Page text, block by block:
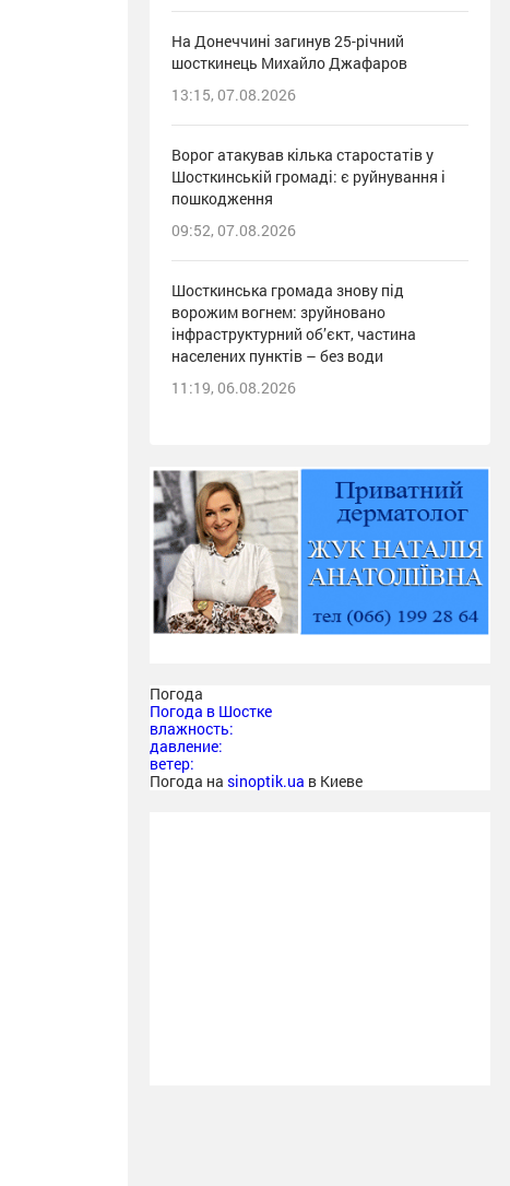
На Донеччині загинув 25-річний
шосткинець Михайло Джафаров
13:15, 07.08.2026
Ворог атакував кілька старостатів у
Шосткинській громаді: є руйнування і
пошкодження
09:52, 07.08.2026
Шосткинська громада знову під
ворожим вогнем: зруйновано
інфраструктурний об’єкт, частина
населених пунктів – без води
11:19, 06.08.2026
Погода
Погода в Шостке
влажность:
давление:
ветер:
Погода на sinoptik.ua в Киеве